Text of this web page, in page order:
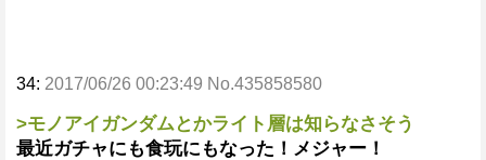
34: 2017/06/26 00:23:49 No.435858580
>モノアイガンダムとかライト層は知らなさそう
最近ガチャにも食玩にもなった！メジャー！